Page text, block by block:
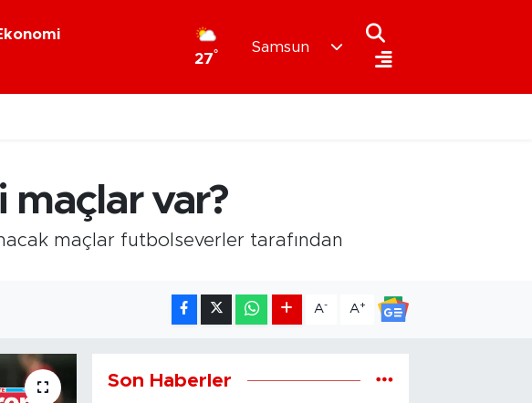
27°
Samsun
maçlar var?
maçlar futbolseverler tarafından
A- A+
Son Haberler